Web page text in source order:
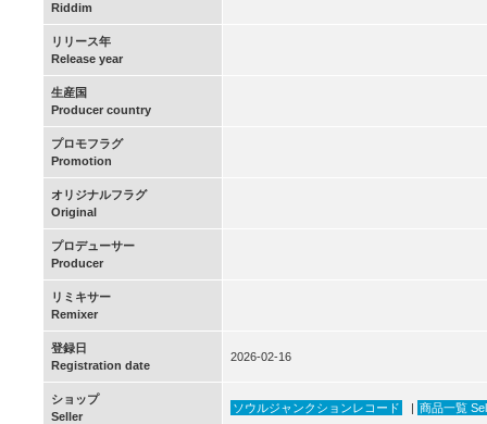
Riddim
リリース年
Release year
生産国
Producer country
プロモフラグ
Promotion
オリジナルフラグ
Original
プロデューサー
Producer
リミキサー
Remixer
登録日
Registration date
2026-02-16
ショップ
Seller
ソウルジャンクションレコード | 商品一覧